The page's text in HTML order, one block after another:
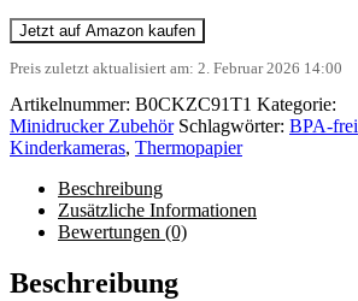
Jetzt auf Amazon kaufen
Preis zuletzt aktualisiert am: 2. Februar 2026 14:00
Artikelnummer: B0CKZC91T1 Kategorie:
Minidrucker Zubehör Schlagwörter: BPA-frei
Kinderkameras, Thermopapier
Beschreibung
Zusätzliche Informationen
Bewertungen (0)
Beschreibung